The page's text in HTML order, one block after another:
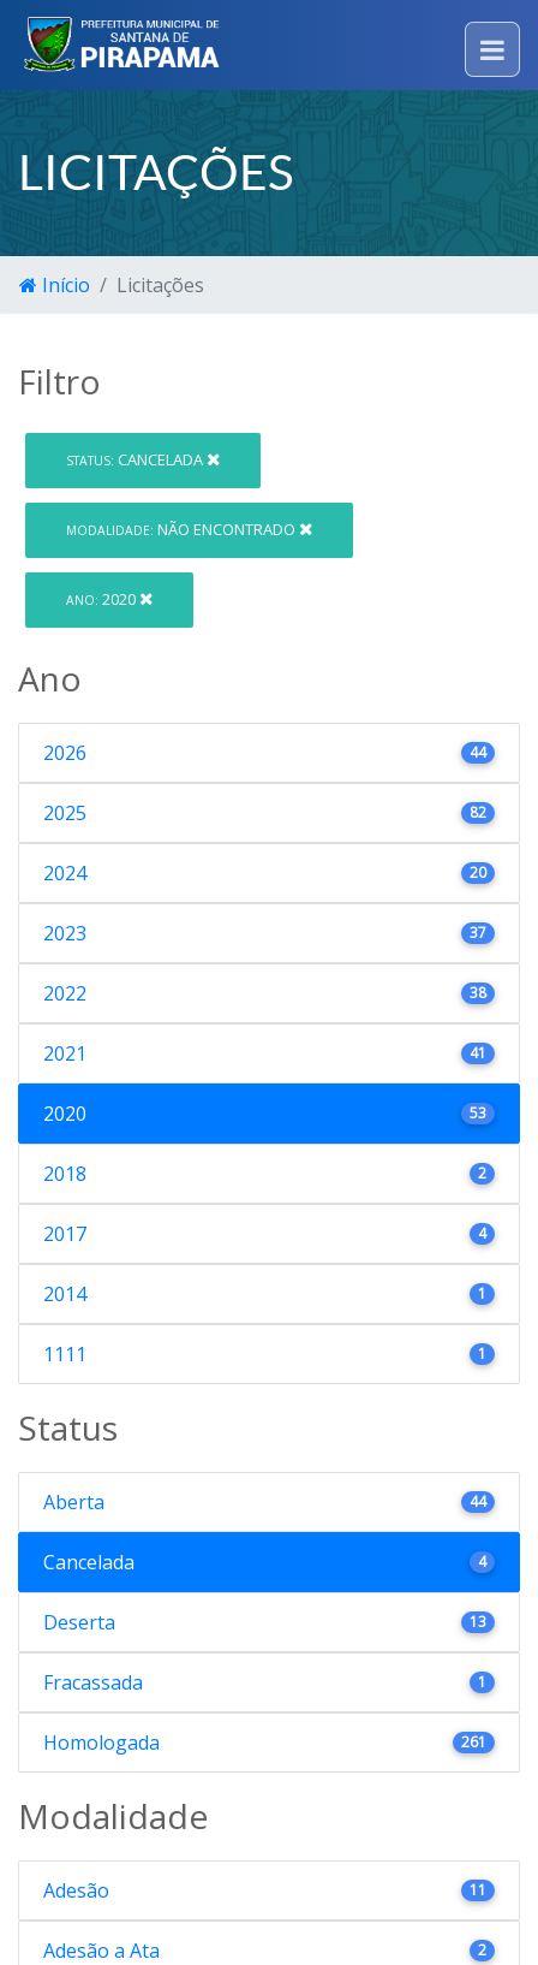
LICITAÇÕES
Início Licitações
Filtro
STATUS: CANCELADA
MODALIDADE: NÃO ENCONTRADO
ANO: 2020
Ano
2026 44
2025 82
2024 20
2023 37
2022 38
2021 41
2020 53
2018 2
2017 4
2014 1
1111 1
Status
Aberta 44
Cancelada 4
Deserta 13
Fracassada 1
Homologada 261
Modalidade
Adesão 11
Adesão a Ata 2